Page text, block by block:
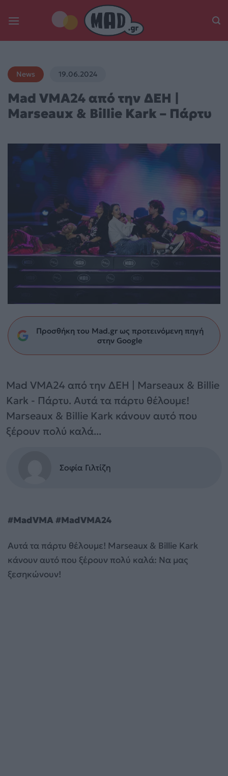
News 19.06.2024
Mad VMA24 από την ΔΕΗ |
Marseaux & Billie Kark – Πάρτυ
Προσθήκη του Mad.gr ως προτεινόμενη πηγή
στην Google
Mad VMA24 από την ΔΕΗ | Marseaux & Billie
Kark - Πάρτυ. Αυτά τα πάρτυ θέλουμε!
Marseaux & Billie Kark κάνουν αυτό που
ξέρουν πολύ καλά...
Σοφία Γιλτίζη
#MadVMA #MadVMA24
Αυτά τα πάρτυ θέλουμε! Marseaux & Billie Kark
κάνουν αυτό που ξέρουν πολύ καλά: Να μας
ξεσηκώνουν!